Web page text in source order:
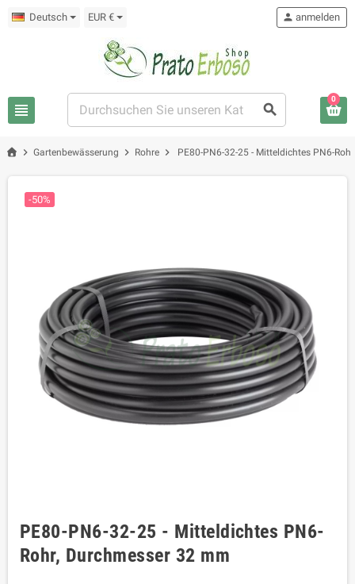
Deutsch EUR €
view_headline search
person anmelden
0
chevron_right Gartenbewässerung chevron_right Rohre chevron_right PE80-PN6-32-25 - Mitteldichtes PN6-
-50%
PE80-PN6-32-25 - Mitteldichtes PN6-
Rohr, Durchmesser 32 mm